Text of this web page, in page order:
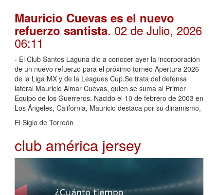
Mauricio Cuevas es el nuevo
refuerzo santista. 02 de Julio, 2026
06:11
- El Club Santos Laguna dio a conocer ayer la incorporación
de un nuevo refuerzo para el próximo torneo Apertura 2026
de la Liga MX y de la Leagues Cup.Se trata del defensa
lateral Mauricio Aimar Cuevas, quien se suma al Primer
Equipo de los Guerreros. Nacido el 10 de febrero de 2003 en
Los Ángeles, California, Mauricio destaca por su dinamismo,
El Siglo de Torreón
club américa jersey